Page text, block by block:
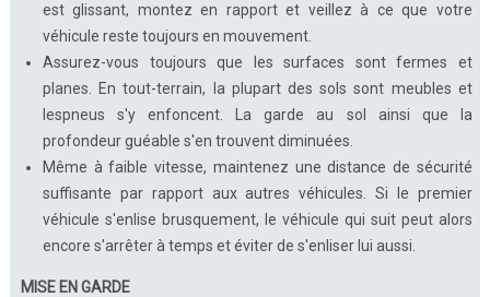
est glissant, montez en rapport et veillez à ce que votre
véhicule reste toujours en mouvement.
Assurez-vous toujours que les surfaces sont fermes et
planes. En tout-terrain, la plupart des sols sont meubles et
lespneus s'y enfoncent. La garde au sol ainsi que la
profondeur guéable s'en trouvent diminuées.
Même à faible vitesse, maintenez une distance de sécurité
suffisante par rapport aux autres véhicules. Si le premier
véhicule s'enlise brusquement, le véhicule qui suit peut alors
encore s'arrêter à temps et éviter de s'enliser lui aussi.
MISE EN GARDE